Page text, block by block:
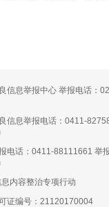
信息举报中心 举报电话：
信息举报电话：0411-
电话：0411-88111661 举
内容整治专项行动
证编号：21120170004